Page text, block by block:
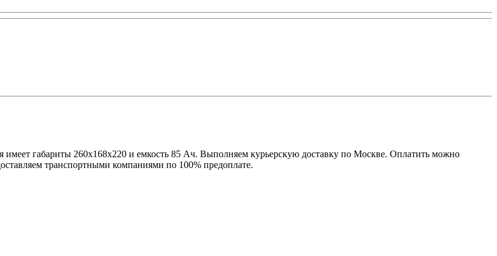
габариты 260x168x220 и емкость 85 Ач. Выполняем курьерскую доставку по Москве. Оплатить можно
транспортными компаниями по 100% предоплате.